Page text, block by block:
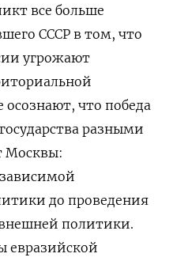
все больше
СССР в том, что
угрожают
осознают, что победа
разными
Москвы:
до проведения
политики.
евразийской